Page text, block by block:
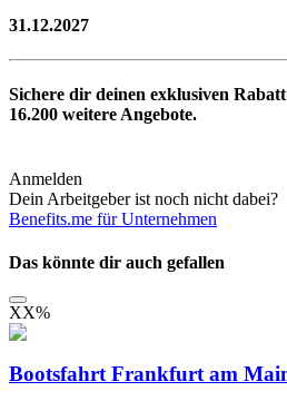
31.12.2027
Sichere dir deinen exklusiven
16.200 weitere Angebote.
Anmelden
Dein Arbeitgeber ist noch nicht dabei?
Benefits.me für Unternehmen
Das könnte dir auch gefallen
XX%
Bootsfahrt Frankfurt am